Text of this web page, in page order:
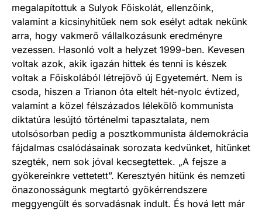
megalapítottuk a Sulyok Főiskolát, ellenzőink,
valamint a kicsinyhitűek nem sok esélyt adtak nekünk
arra, hogy vakmerő vállalkozásunk eredményre
vezessen. Hasonló volt a helyzet 1999-ben. Kevesen
voltak azok, akik igazán hittek és tenni is készek
voltak a Főiskolából létrejövő új Egyetemért. Nem is
csoda, hiszen a Trianon óta eltelt hét-nyolc évtized,
valamint a közel félszázados lélekölő kommunista
diktatúra lesújtó történelmi tapasztalata, nem
utolsósorban pedig a posztkommunista áldemokrácia
fájdalmas csalódásainak sorozata kedvünket, hitünket
szegték, nem sok jóval kecsegtettek. „A fejsze a
gyökereinkre vettetett”. Keresztyén hitünk és nemzeti
önazonosságunk megtartó gyökérrendszere
meggyengült és sorvadásnak indult. És hová lett már